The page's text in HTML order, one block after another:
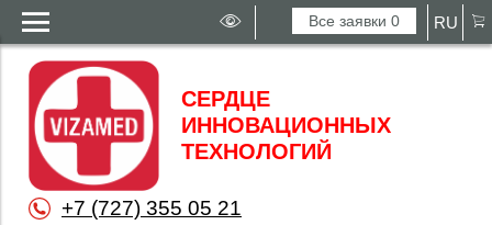
Все заявки0 RU
СЕРДЦЕ
ИННОВАЦИОННЫХ
ТЕХНОЛОГИЙ
+7 (727) 355 05 21